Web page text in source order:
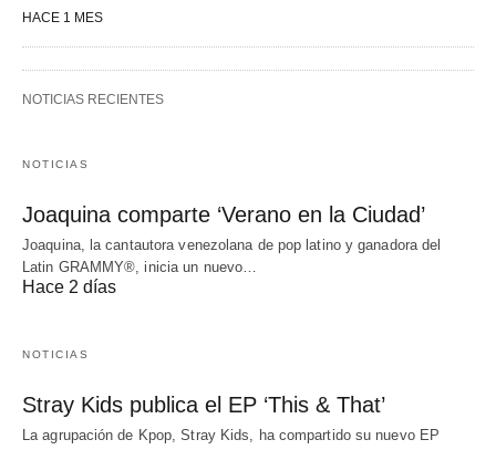
HACE 1 MES
NOTICIAS RECIENTES
NOTICIAS
Joaquina comparte ‘Verano en la Ciudad’
Joaquina, la cantautora venezolana de pop latino y ganadora del
Latin GRAMMY®, inicia un nuevo…
Hace 2 días
NOTICIAS
Stray Kids publica el EP ‘This & That’
La agrupación de Kpop, Stray Kids, ha compartido su nuevo EP